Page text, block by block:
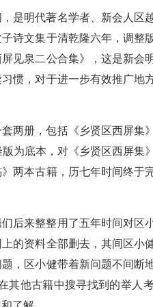
是明代著名学者、新会人区
诗文集于清乾隆六年，调整
见泉二公合集》，这是新会
惯，对于进一步有效推广地
两册，包括《乡贤区西屏集
为底本，对《乡贤区西屏集
两本古籍，历七年时间终于
后来整整用了五年时间对区
的资料全部删去，其间区小
，区小健带着新问题不间断
其他古籍中搜寻找到的举人